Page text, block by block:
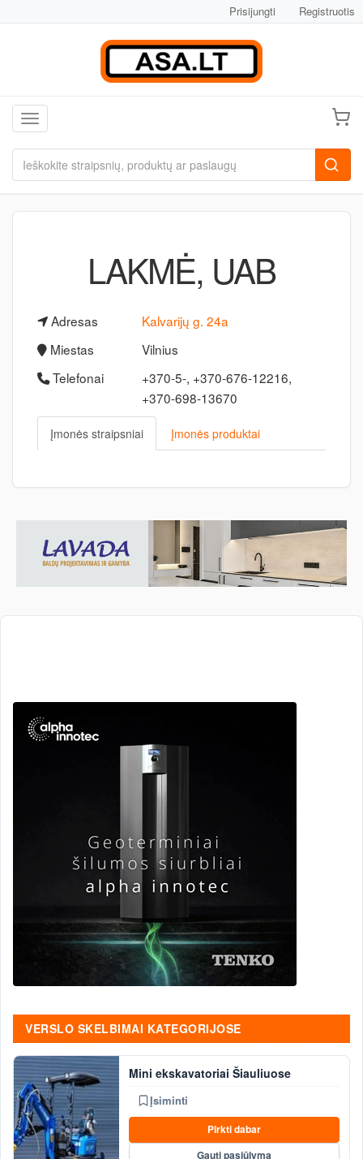
Prisijungti Registruotis
Toggle navigation
LAKMĖ, UAB
Adresas
Kalvarijų g. 24a
Miestas
Vilnius
Telefonai
+370-5-, +370-676-12216,
+370-698-13670
Įmonės straipsniai Įmonės produktai
VERSLO SKELBIMAI KATEGORIJOSE
Mini ekskavatoriai Šiauliuose
Įsiminti
Pirkti dabar
Gauti pasiūlymą